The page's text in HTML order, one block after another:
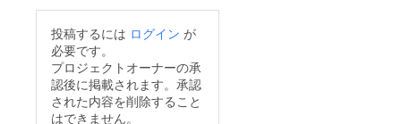
投稿するには ログイン が
必要です。
プロジェクトオーナーの承
認後に掲載されます。承認
された内容を削除すること
はできません。